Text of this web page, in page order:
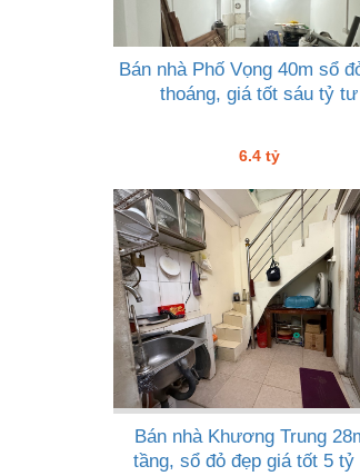
Bán nhà Phố Vọng 40m sổ
thoáng, giá tốt sáu tỷ tư
6.4 tỷ
Bán nhà Khương Trung
tầng, sổ đỏ đẹp giá tốt 5 tỷ